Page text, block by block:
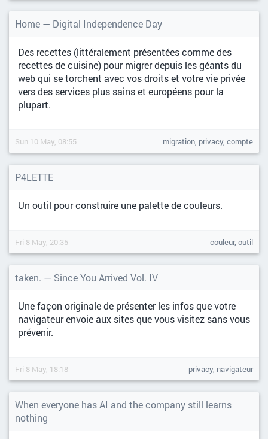
Home — Digital Independence Day
Des recettes (littéralement présentées comme des
recettes de cuisine) pour migrer depuis les géants du
web qui se torchent avec vos droits et votre vie privée
vers des services plus sains et européens pour la
plupart.
Sun 10 May, 08:55 migration, privacy, compte
P4LETTE
Un outil pour construire une palette de couleurs.
Fri 8 May, 20:35 couleur, outil
taken. — Since You Arrived Vol. IV
Une façon originale de présenter les infos que votre
navigateur envoie aux sites que vous visitez sans vous
prévenir.
Fri 8 May, 18:18 privacy, navigateur
When everyone has AI and the company still learns
nothing